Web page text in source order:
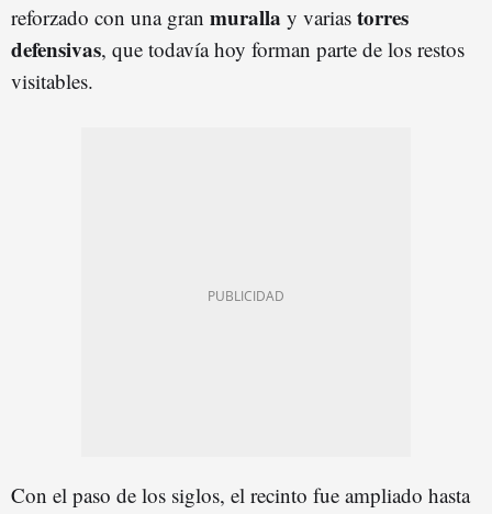
reforzado con una gran muralla y varias torres
defensivas, que todavía hoy forman parte de los restos
visitables.
Con el paso de los siglos, el recinto fue ampliado hasta